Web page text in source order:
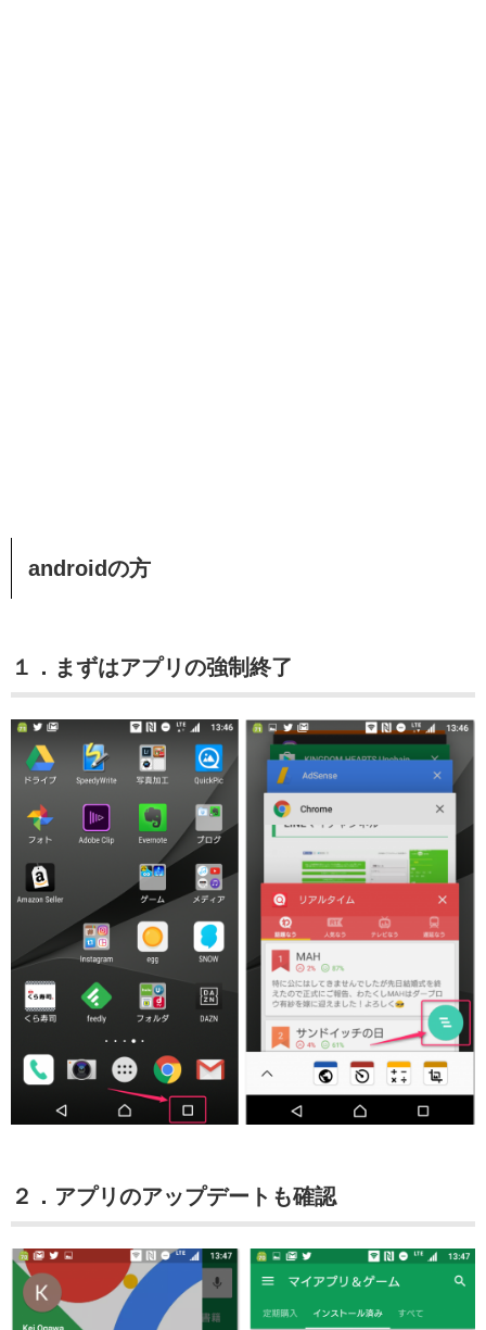
androidの方
１．まずはアプリの強制終了
２．アプリのアップデートも確認